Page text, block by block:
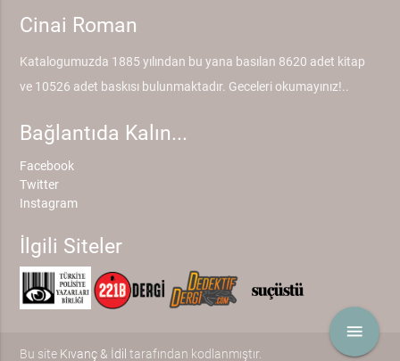
menu
Cinai Roman
Katalogumuzda 1885 yılından bu yana basılan 8620 adet kitap
ve 10526 adet baskısı bulunmaktadır. Geceleri okumayınız!..
Bağlantıda Kalın...
Facebook
Twitter
Instagram
İlgili Siteler
Bu site Kıvanç & İdil tarafından kodlanmıştır.